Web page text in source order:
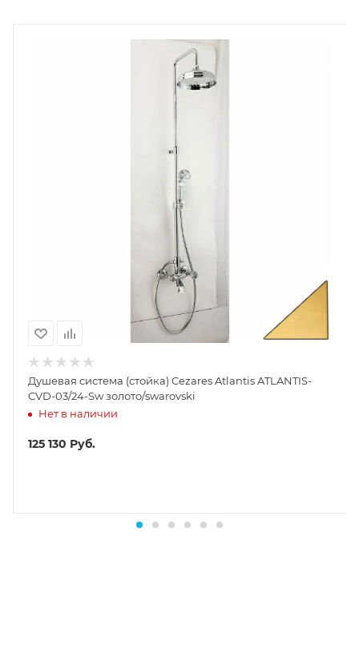
Душевая система (стойка) Cezares Atlantis ATLANTIS-
CVD-03/24-Sw золото/swarovski
Нет в наличии
125 130 Руб.